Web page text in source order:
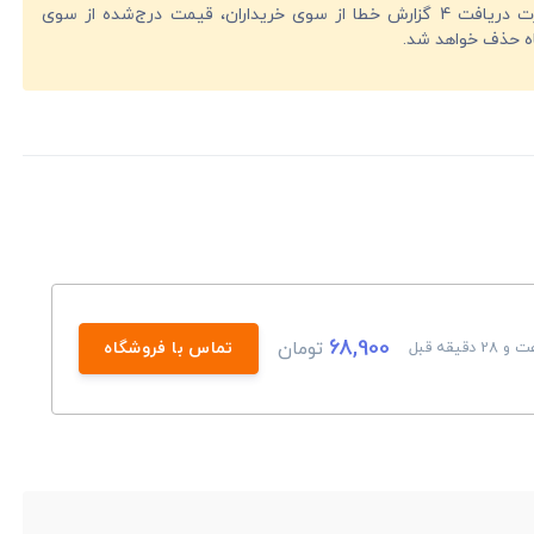
در صورت دریافت 4 گزارش خطا از سوی خریداران، قیمت درج‌شده از سوی
حذف خواهد شد.
68,900 تومان تماس با فروشگاه